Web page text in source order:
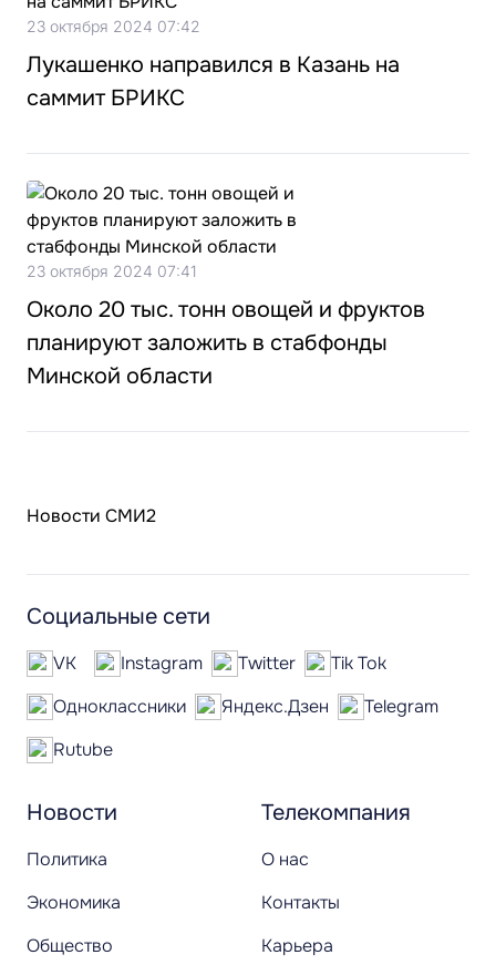
23 октября 2024 07:42
Лукашенко направился в Казань на
саммит БРИКС
23 октября 2024 07:41
Около 20 тыс. тонн овощей и фруктов
планируют заложить в стабфонды
Минской области
Новости СМИ2
Новости
Политика
Экономика
Общество
Телекомпания
О нас
Контакты
Карьера
Социальные сети
VK Instagram Twitter
Tik Tok
Одноклассники
Яндекс.Дзен
Telegram
Rutube